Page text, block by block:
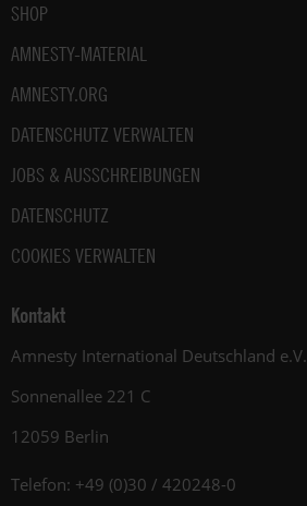
SHOP
AMNESTY-MATERIAL
AMNESTY.ORG
DATENSCHUTZ VERWALTEN
JOBS & AUSSCHREIBUNGEN
DATENSCHUTZ
COOKIES VERWALTEN
Kontakt
Amnesty International Deutschland e.V.
Sonnenallee 221 C
12059 Berlin
Telefon: +49 (0)30 / 420248-0